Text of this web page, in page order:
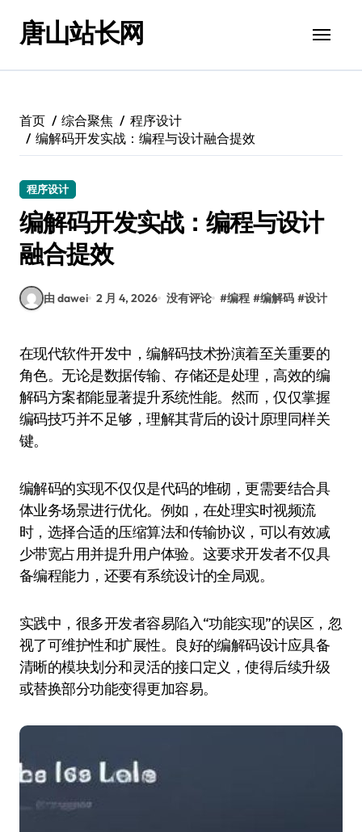
唐山站长网
首页 综合聚焦
程序设计
编解码开发实战：编程与设计融合提效
程序设计
编解码开发实战：编程与设计
融合提效
由 dawei 2 月 4, 2026 没有评论 #编程 #编解码 #设计
在现代软件开发中，编解码技术扮演着至关重要的
角色。无论是数据传输、存储还是处理，高效的编
解码方案都能显著提升系统性能。然而，仅仅掌握
编码技巧并不足够，理解其背后的设计原理同样关
键。
编解码的实现不仅仅是代码的堆砌，更需要结合具
体业务场景进行优化。例如，在处理实时视频流
时，选择合适的压缩算法和传输协议，可以有效减
少带宽占用并提升用户体验。这要求开发者不仅具
备编程能力，还要有系统设计的全局观。
实践中，很多开发者容易陷入“功能实现”的误区，忽
视了可维护性和扩展性。良好的编解码设计应具备
清晰的模块划分和灵活的接口定义，使得后续升级
或替换部分功能变得更加容易。